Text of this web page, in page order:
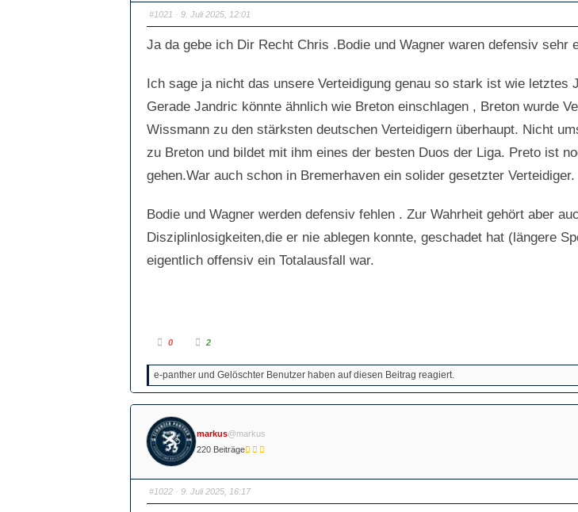
#1021 · 9. Juli 2025, 12:01
Ja da gebe ich Dir Recht Chris .Bodie und Wagner waren defensiv sehr
Ich sage ja nicht das unsere Verteidigung genau so stark ist wie
Gerade Jandric könnte ähnlich wie Breton einschlagen , Breton wurde
Wissmann zu den stärksten deutschen Verteidigern überhaupt. Nicht
zu Breton und bildet mit ihm eines der besten Duos der Liga. Preto ist
gehen.War auch schon in Bremerhaven ein solider gesetzter Verteidiger.
Bodie und Wagner werden defensiv fehlen . Zur Wahrheit gehört aber
Disziplinlosigkeiten,die er nie ablegen konnte, geschadet hat (längere
eigentlich offensiv ein Totalausfall war.
A
l
i
c
k
f
ü
r
D
a
u
e
n
n
a
0
A
l
i
c
k
r
D
a
e
n
n
a
2
e-panther und Gelöschter Benutzer haben auf diesen Beitrag reagiert.
markus@markus
220 Beiträge
#1022· 9. Juli 2025, 16:17